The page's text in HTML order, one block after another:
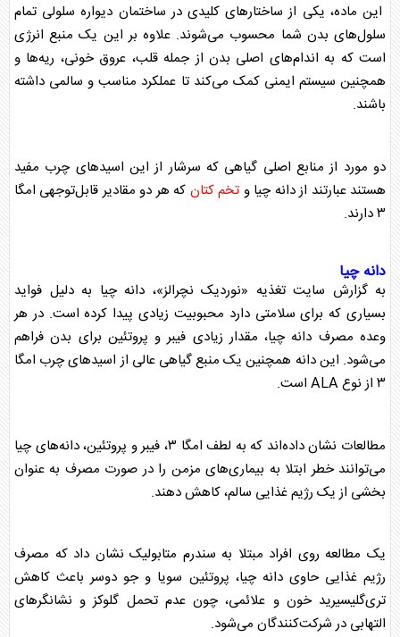
این ماده، یکی از ساختار‌های کلیدی در ساختمان دیواره سلولی تمام
سلول‌های بدن شما محسوب می‌شوند. علاوه بر این یک منبع انرژی
است که به اندام‌های اصلی بدن از جمله قلب، عروق خونی، ریه‌ها و
همچنین سیستم ایمنی کمک می‌کند تا عملکرد مناسب و سالمی داشته
باشند.
دو مورد از منابع اصلی گیاهی که سرشار از این اسید‌های چرب مفید
هستند عبارتند از دانه چیا و تخم کتان که هر دو مقادیر قابل‌توجهی امگا
۳ دارند.
دانه چیا
به گزارش سایت تغذیه «نوردیک نچرالز»، دانه چیا به دلیل فواید
بسیاری که برای سلامتی دارد محبوبیت زیادی پیدا کرده است. در هر
وعده مصرف دانه چیا، مقدار زیادی فیبر و پروتئین برای بدن فراهم
می‌شود. این دانه همچنین یک منبع گیاهی عالی از اسید‌های چرب امگا
۳ از نوع ALA است.
مطالعات نشان داده‌اند که به لطف امگا ۳، فیبر و پروتئین، دانه‌های چیا
می‌توانند خطر ابتلا به بیماری‌های مزمن را در صورت مصرف به عنوان
بخشی از یک رژیم غذایی سالم، کاهش دهند.
یک مطالعه روی افراد مبتلا به سندرم متابولیک نشان داد که مصرف
رژیم غذایی حاوی دانه چیا، پروتئین سویا و جو دوسر باعث کاهش
تری‌گلیسیرید خون و علائمی، چون عدم تحمل گلوکز و نشانگر‌های
التهابی در شرکت‌کنندگان می‌شود.